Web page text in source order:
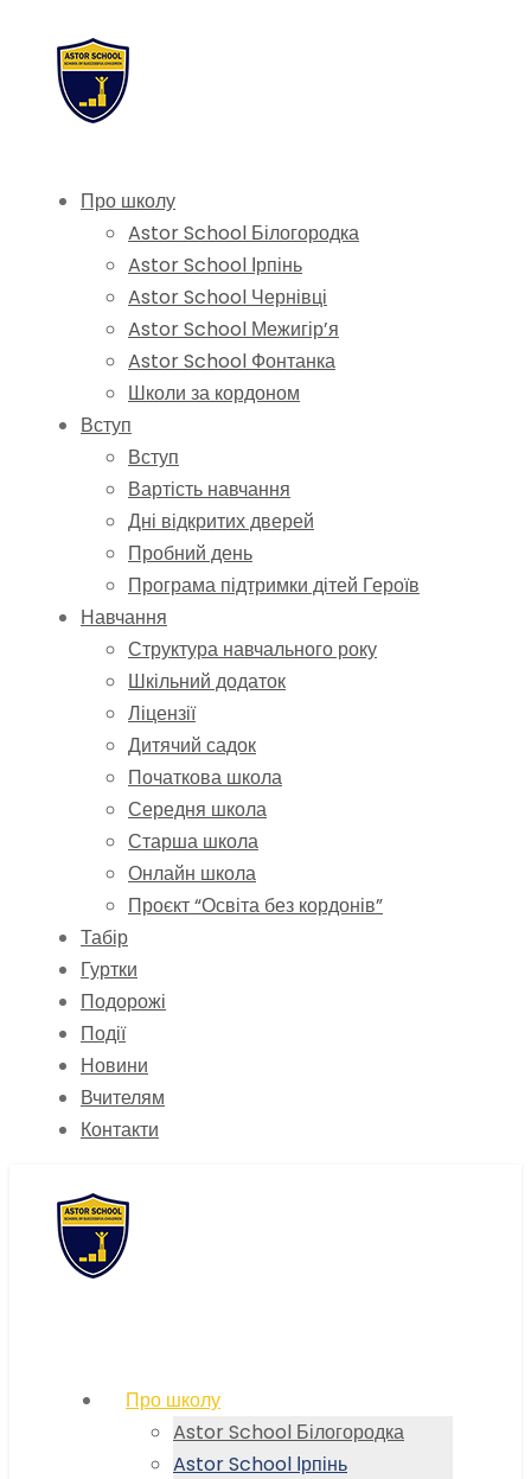
Про школу
Astor School Білогородка
Astor School Ірпінь
Astor School Чернівці
Astor School Межигір’я
Astor School Фонтанка
Школи за кордоном
Вступ
Вступ
Вартість навчання
Дні відкритих дверей
Пробний день
Програма підтримки дітей Героїв
Навчання
Структура навчального року
Шкільний додаток
Ліцензії
Дитячий садок
Початкова школа
Середня школа
Старша школа
Онлайн школа
Проєкт “Освіта без кордонів”
Табір
Гуртки
Подорожі
Події
Новини
Вчителям
Контакти
Про школу
Astor School Білогородка
Astor School Ірпінь